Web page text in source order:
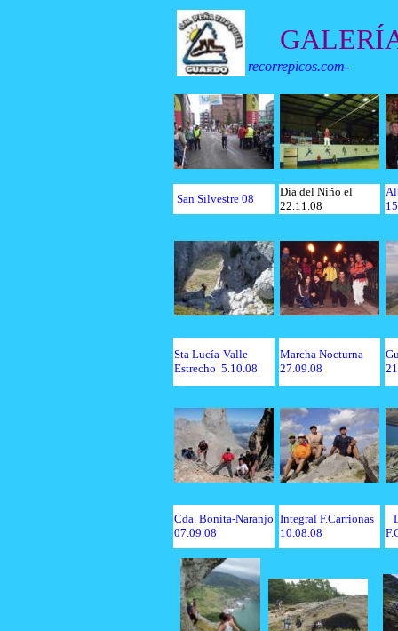
recorrepicos.com-
San Silvestre 08
Día del Niño el
22.11.08
Sta Lucía-Valle
Estrecho 5.10.08
Marcha Nocturna
27.09.08
Cda. Bonita-Naranjo
07.09.08
Integral F.Carrionas
10.08.08